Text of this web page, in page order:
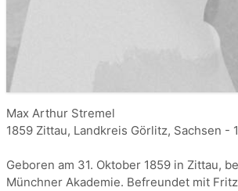
Max Arthur Stremel
1859 Zittau, Landkreis Görlitz, Sachsen -
Geboren am 31. Oktober 1859 in Zittau,
Münchner Akademie. Befreundet mit